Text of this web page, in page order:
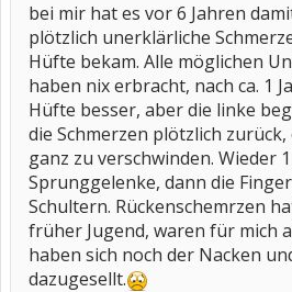
bei mir hat es vor 6 Jahren
plötzlich unerklärliche
Hüfte bekam. Alle möglichen
haben nix erbracht, nach ca. 1
Hüfte besser, aber die linke
die Schmerzen plötzlich
ganz zu verschwinden. Wieder
Sprunggelenke, dann die
Schultern. Rückenschemrzen
früher Jugend, waren für mich
haben sich noch der Nacken
dazugesellt.